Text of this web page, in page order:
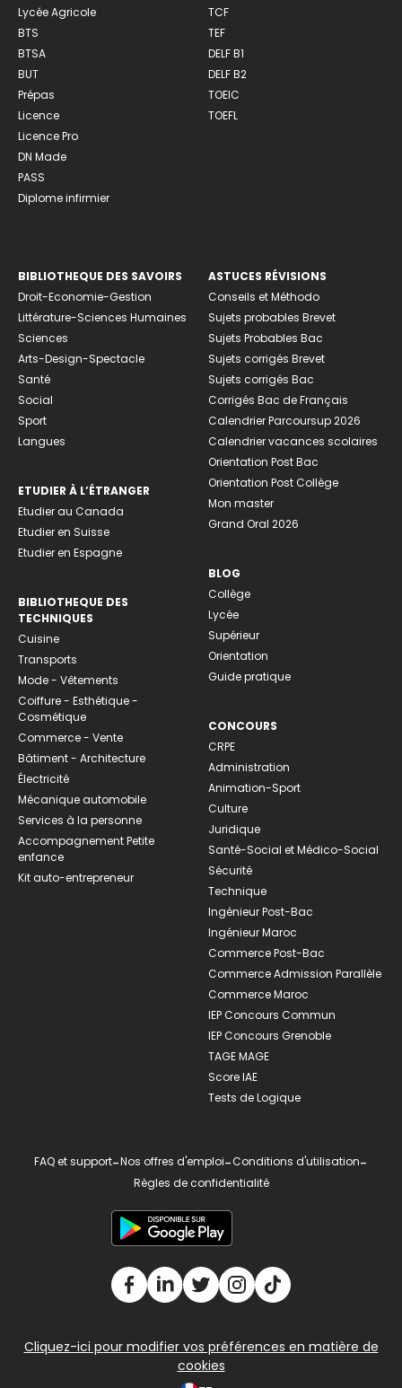
Lycée Agricole
BTS
BTSA
BUT
Prépas
Licence
Licence Pro
DN Made
PASS
Diplome infirmier
TCF
TEF
DELF B1
DELF B2
TOEIC
TOEFL
BIBLIOTHEQUE DES SAVOIRS
Droit-Economie-Gestion
Littérature-Sciences Humaines
Sciences
Arts-Design-Spectacle
Santé
Social
Sport
Langues
ETUDIER À L’ÉTRANGER
Etudier au Canada
Etudier en Suisse
Etudier en Espagne
BIBLIOTHEQUE DES
TECHNIQUES
Cuisine
Transports
Mode - Vêtements
Coiffure - Esthétique -
Cosmétique
Commerce - Vente
Bâtiment - Architecture
Électricité
Mécanique automobile
Services à la personne
Accompagnement Petite
enfance
Kit auto-entrepreneur
ASTUCES RÉVISIONS
Conseils et Méthodo
Sujets probables Brevet
Sujets Probables Bac
Sujets corrigés Brevet
Sujets corrigés Bac
Corrigés Bac de Français
Calendrier Parcoursup 2026
Calendrier vacances scolaires
Orientation Post Bac
Orientation Post Collège
Mon master
Grand Oral 2026
BLOG
Collège
Lycée
Supérieur
Orientation
Guide pratique
CONCOURS
CRPE
Administration
Animation-Sport
Culture
Juridique
Santé-Social et Médico-Social
Sécurité
Technique
Ingénieur Post-Bac
Ingénieur Maroc
Commerce Post-Bac
Commerce Admission Parallèle
Commerce Maroc
IEP Concours Commun
IEP Concours Grenoble
TAGE MAGE
Score IAE
Tests de Logique
FAQ et support-Nos offres d'emploi-Conditions d'utilisation-
Règles de confidentialité
Cliquez-ici pour modifier vos préférences en matière de
cookies